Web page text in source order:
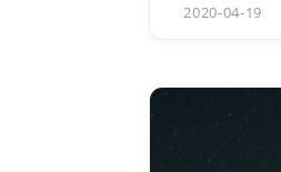
2020-04-19